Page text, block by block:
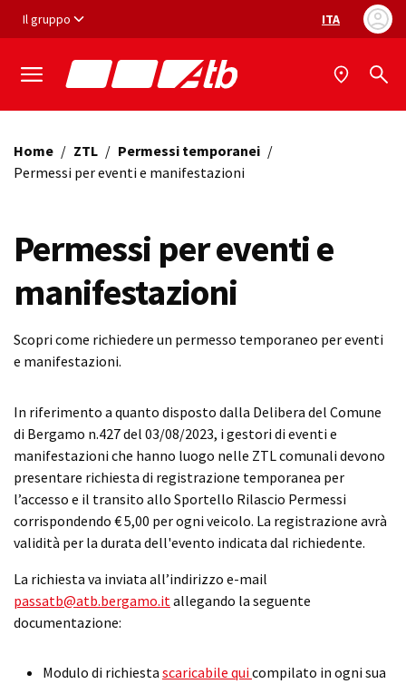
Vai ai contenuti
Vai al footer
Il gruppo Selezione
ITA
Home / ZTL / Permessi temporanei /
Permessi per eventi e manifestazioni
Permessi per eventi e
manifestazioni
Scopri come richiedere un permesso temporaneo per eventi
e manifestazioni.
In riferimento a quanto disposto dalla Delibera del Comune
di Bergamo n.427 del 03/08/2023, i gestori di eventi e
manifestazioni che hanno luogo nelle ZTL comunali devono
presentare richiesta di registrazione temporanea per
l’accesso e il transito allo Sportello Rilascio Permessi
corrispondendo € 5,00 per ogni veicolo. La registrazione avrà
validità per la durata dell'evento indicata dal richiedente.
La richiesta va inviata all’indirizzo e-mail
passatb@atb.bergamo.itallegando la seguente
documentazione:
Modulo di richiesta scaricabile quicompilato in ogni sua